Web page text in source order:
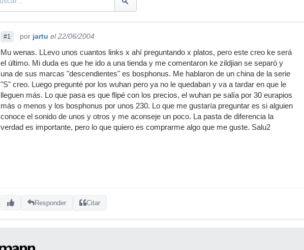
#1 por jartu el 22/06/2004
Mu wenas. LLevo unos cuantos links x ahí preguntando x platos, pero este creo ke será
el último. Mi duda es que he ido a una tienda y me comentaron ke zildjian se separó y
una de sus marcas "descendientes" es bosphonus. Me hablaron de un china de la serie
"S" creo. Luego pregunté por los wuhan pero ya no le quedaban y va a tardar en que le
lleguen más. Lo que pasa es que flipé con los precios, el wuhan pe salía por 30 eurapios
más o menos y los bosphonus por unos 230. Lo que me gustaría preguntar es si alguien
conoce el sonido de unos y otros y me aconseje un poco. La pasta de diferencia la
verdad es importante, pero lo que quiero es comprarme algo que me guste. Salu2
Responder Citar